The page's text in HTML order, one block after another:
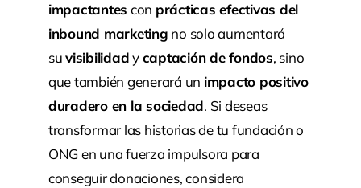
impactantes con prácticas efectivas del
inbound marketing no solo aumentará
suvisibilidadycaptación de fondos, sino
que también generará un impacto positivo
duradero en la sociedad. Si deseas
transformar las historias de tu fundación o
ONG en una fuerza impulsora para
conseguir donaciones, considera